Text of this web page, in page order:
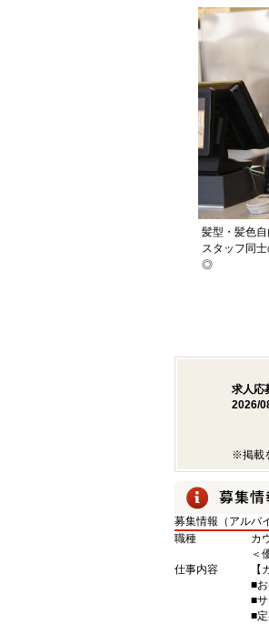
髪型・髪色自
スタッフ同
◎
求人応
2026/
※掲載
募集情報（アルバ
職種
カ
＜
仕事内容
■
■
■